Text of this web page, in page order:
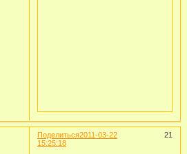
Поделиться 21
2011-03-22
15:25:18